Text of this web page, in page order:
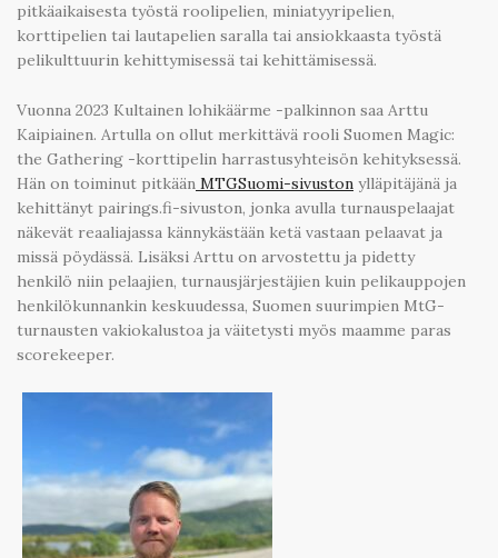
pitkäaikaisesta työstä roolipelien, miniatyyripelien,
korttipelien tai lautapelien saralla tai ansiokkaasta työstä
pelikulttuurin kehittymisessä tai kehittämisessä.
Vuonna 2023 Kultainen lohikäärme -palkinnon saa Arttu
Kaipiainen. Artulla on ollut merkittävä rooli Suomen Magic:
the Gathering -korttipelin harrastusyhteisön kehityksessä.
Hän on toiminut pitkään MTGSuomi-sivuston ylläpitäjänä ja
kehittänyt pairings.fi-sivuston, jonka avulla turnauspelaajat
näkevät reaaliajassa kännykästään ketä vastaan pelaavat ja
missä pöydässä. Lisäksi Arttu on arvostettu ja pidetty
henkilö niin pelaajien, turnausjärjestäjien kuin pelikauppojen
henkilökunnankin keskuudessa, Suomen suurimpien MtG-
turnausten vakiokalustoa ja väitetysti myös maamme paras
scorekeeper.